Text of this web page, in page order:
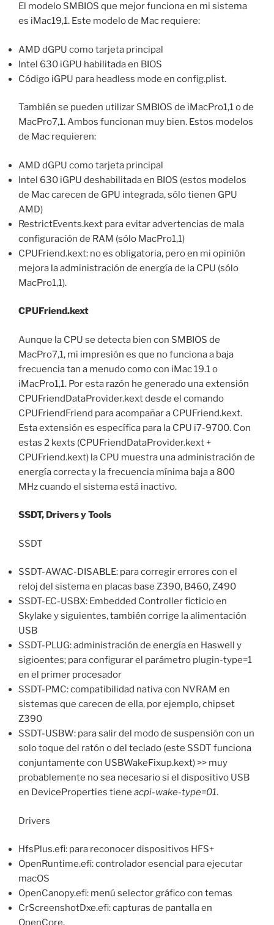
El modelo SMBIOS que mejor funciona en mi sistema
es iMac19,1. Este modelo de Mac requiere:
AMD dGPU como tarjeta principal
Intel 630 iGPU habilitada en BIOS
Código iGPU para headless mode en config.plist.
También se pueden utilizar SMBIOS de iMacPro1,1 o de
MacPro7,1. Ambos funcionan muy bien. Estos modelos
de Mac requieren:
AMD dGPU como tarjeta principal
Intel 630 iGPU deshabilitada en BIOS (estos modelos
de Mac carecen de GPU integrada, sólo tienen GPU
AMD)
RestrictEvents.kext para evitar advertencias de mala
configuración de RAM (sólo MacPro1,1)
CPUFriend.kext: no es obligatoria, pero en mi opinión
mejora la administración de energía de la CPU (sólo
MacPro1,1).
CPUFriend.kext
Aunque la CPU se detecta bien con SMBIOS de
MacPro7,1, mi impresión es que no funciona a baja
frecuencia tan a menudo como con iMac 19.1 o
iMacPro1,1. Por esta razón he generado una extensión
CPUFriendDataProvider.kext desde el comando
CPUFriendFriend para acompañar a CPUFriend.kext.
Esta extensión es específica para la CPU i7-9700. Con
estas 2 kexts (CPUFriendDataProvider.kext +
CPUFriend.kext) la CPU muestra una administración de
energía correcta y la frecuencia mínima baja a 800
MHz cuando el sistema está inactivo.
SSDT, Drivers y Tools
SSDT
SSDT-AWAC-DISABLE: para corregir errores con el
reloj del sistema en placas base Z390, B460, Z490
SSDT-EC-USBX: Embedded Controller ficticio en
Skylake y siguientes, también corrige la alimentación
USB
SSDT-PLUG: administración de energía en Haswell y
sigioentes; para configurar el parámetro plugin-type=1
en el primer procesador
SSDT-PMC: compatibilidad nativa con NVRAM en
sistemas que carecen de ella, por ejemplo, chipset
Z390
SSDT-USBW: para salir del modo de suspensión con un
solo toque del ratón o del teclado (este SSDT funciona
conjuntamente con USBWakeFixup.kext) >> muy
probablemente no sea necesario si el dispositivo USB
en DeviceProperties tiene acpi-wake-type=01.
Drivers
HfsPlus.efi: para reconocer dispositivos HFS+
OpenRuntime.efi: controlador esencial para ejecutar
macOS
OpenCanopy.efi: menú selector gráfico con temas
CrScreenshotDxe.efi: capturas de pantalla en
OpenCore.